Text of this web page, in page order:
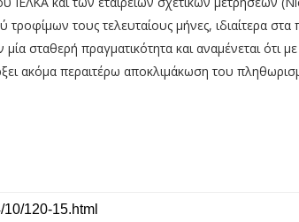
τους τελευταίους μήνες, ιδιαίτερα
σταθερή πραγματικότητα και αναμένεται ότι
ακόμα περαιτέρω αποκλιμάκωση του